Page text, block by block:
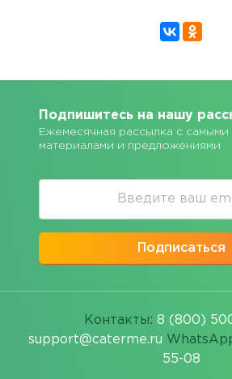
Подпишитесь на нашу
Ежемесячная рассылка с
материалами и предложениями
Подписаться
Контакты: 8 (800)
support@caterme.ru
55-08